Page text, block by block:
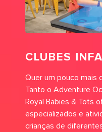
CLUBES
Quer um pouco mais
Tanto o Adventure
Royal Babies & Tots
especializados e
crianças de